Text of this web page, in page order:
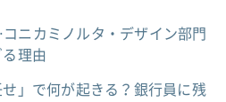
ニカミノルタ・デザイン部門
理由
」で何が起きる？銀行員に残